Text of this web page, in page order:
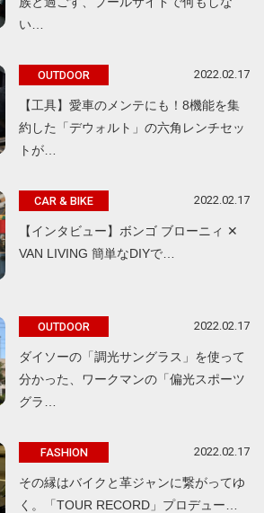
い…
OUTDOOR 2022.02.17
【工具】愛車のメンテにも！8機能を集
約した「デウォルト」の六角レンチセッ
トが…
CAR & BIKE 2022.02.17
【インタビュー】ボンゴ ブローニィ ✕
VAN LIVING 簡単なDIYで…
OUTDOOR 2022.02.17
ダイソーの「調光サングラス」を使って
分かった、ワークマンの「偏光スポーツ
グラ…
FASHION 2022.02.17
その縁はバイクと革ジャンに繋がってゆ
く。「TOUR RECORD」プロデュー…